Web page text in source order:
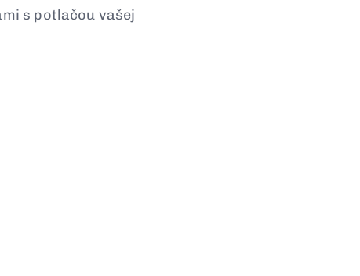
s potlačou vašej